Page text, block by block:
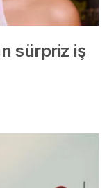
sürpriz iş